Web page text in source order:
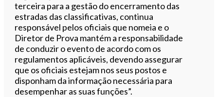
terceira para a gestão do encerramento das
estradas das classificativas, continua
responsável pelos oficiais que nomeia e o
Diretor de Prova mantém a responsabilidade
de conduzir o evento de acordo com os
regulamentos aplicáveis, devendo assegurar
que os oficiais estejam nos seus postos e
disponham da informação necessária para
desempenhar as suas funções”.